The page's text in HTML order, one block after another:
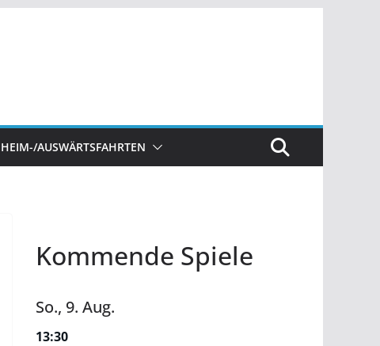
HEIM-/AUSWÄRTSFAHRTEN
Kommende Spiele
So., 9. Aug.
13:30